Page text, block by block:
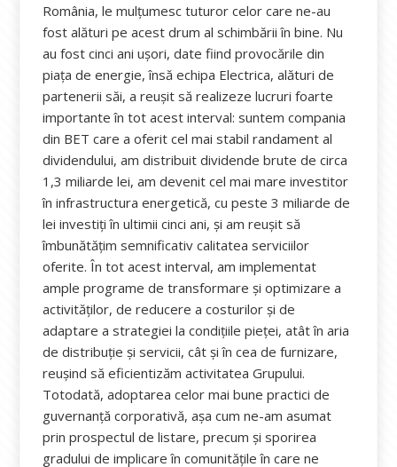
România, le mulțumesc tuturor celor care ne-au
fost alături pe acest drum al schimbării în bine. Nu
au fost cinci ani ușori, date fiind provocările din
piața de energie, însă echipa Electrica, alături de
partenerii săi, a reușit să realizeze lucruri foarte
importante în tot acest interval: suntem compania
din BET care a oferit cel mai stabil randament al
dividendului, am distribuit dividende brute de circa
1,3 miliarde lei, am devenit cel mai mare investitor
în infrastructura energetică, cu peste 3 miliarde de
lei investiți în ultimii cinci ani, și am reușit să
îmbunătățim semnificativ calitatea serviciilor
oferite. În tot acest interval, am implementat
ample programe de transformare și optimizare a
activităţilor, de reducere a costurilor și de
adaptare a strategiei la condițiile pieței, atât în aria
de distribuţie și servicii, cât și în cea de furnizare,
reușind să eficientizăm activitatea Grupului.
Totodată, adoptarea celor mai bune practici de
guvernanță corporativă, așa cum ne-am asumat
prin prospectul de listare, precum și sporirea
gradului de implicare în comunitățile în care ne